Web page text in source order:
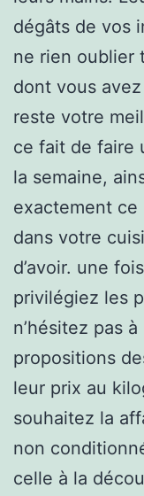
dégâts de vos
ne rien oublier
dont vous
reste votre
ce fait de faire
la semaine,
exactement ce
dans votre
d’avoir. une
privilégiez les
n’hésitez pas
propositions
leur prix au
souhaitez la
non
celle à la